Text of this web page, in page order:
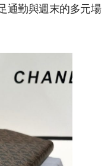
通勤與週末的多元場